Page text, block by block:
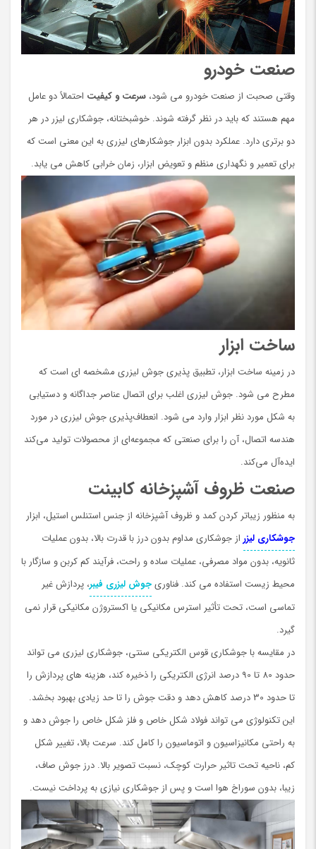
صنعت خودرو
وقتی صحبت از صنعت خودرو می شود، سرعت و کیفیت احتمالاً دو عامل
مهم هستند که باید در نظر گرفته شوند. خوشبختانه، جوشکاری لیزر در هر
دو برتری دارد. عملکرد بدون ابزار جوشکارهای لیزری به این معنی است که
برای تعمیر و نگهداری منظم و تعویض ابزار، زمان خرابی کاهش می یابد.
ساخت ابزار
در زمینه ساخت ابزار، تطبیق پذیری جوش لیزری مشخصه ای است که
مطرح می شود. جوش لیزری اغلب برای اتصال عناصر جداگانه و دستیابی
به شکل مورد نظر ابزار وارد می شود. انعطاف‌پذیری جوش لیزری در مورد
هندسه اتصال، آن را برای صنعتی که مجموعه‌ای از محصولات تولید می‌کند
ایده‌آل می‌کند.
صنعت ظروف آشپزخانه کابینت
به منظور زیباتر کردن کمد و ظروف آشپزخانه از جنس استنلس استیل، ابزار
جوشکاری لیزر از جوشکاری مداوم بدون درز با قدرت بالا، بدون عملیات
ثانویه، بدون مواد مصرفی، عملیات ساده و راحت، فرآیند کم کربن و سازگار با
محیط زیست استفاده می کند. فناوریجوش لیزری فیبر، پردازش غیر
تماسی است، تحت تأثیر استرس مکانیکی یا اکستروژن مکانیکی قرار نمی
گیرد.
در مقایسه با جوشکاری قوس الکتریکی سنتی، جوشکاری لیزری می تواند
حدود 80 تا 90 درصد انرژی الکتریکی را ذخیره کند، هزینه های پردازش را
تا حدود 30 درصد کاهش دهد و دقت جوش را تا حد زیادی بهبود بخشد.
این تكنولوژي می تواند فولاد شکل خاص و فلز شکل خاص را جوش دهد و
به راحتی مکانیزاسیون و اتوماسیون را کامل کند. سرعت بالا، تغییر شکل
كم، ناحیه تحت تاثیر حرارت کوچک، نسبت تصویر بالا. درز جوش صاف،
زیبا، بدون سوراخ هوا است و پس از جوشکاری نیازی به پرداخت نیست.